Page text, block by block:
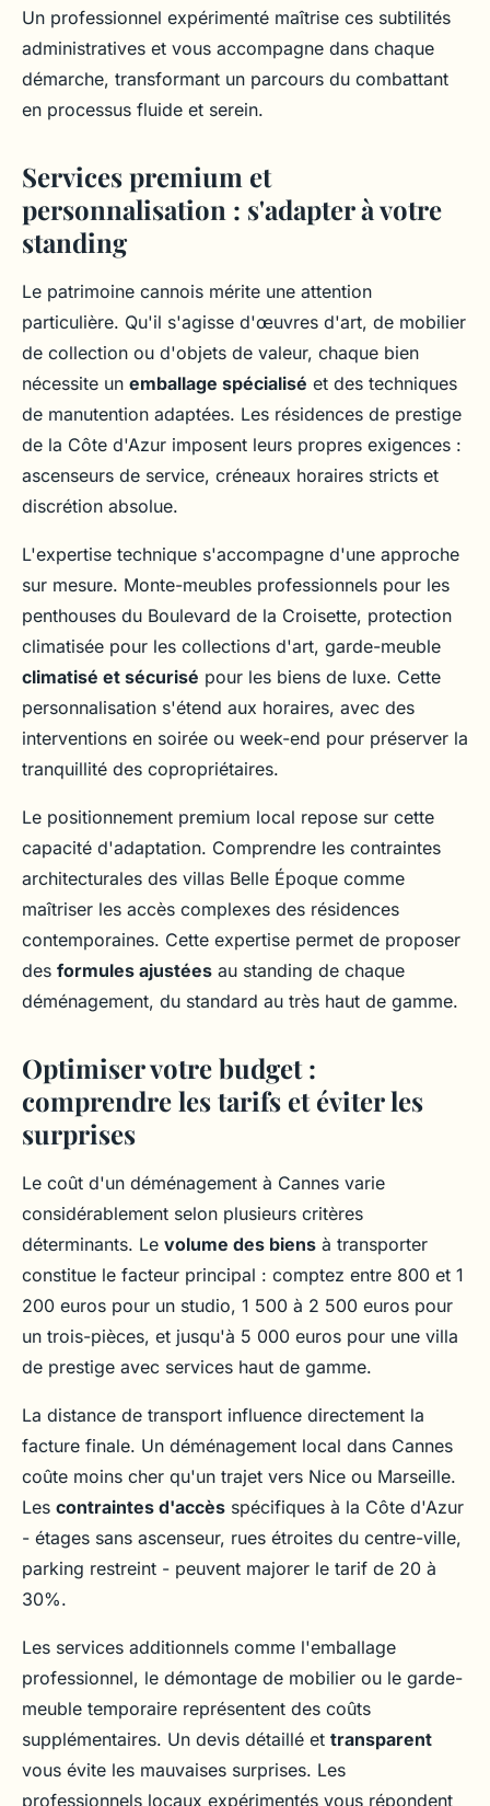
Un professionnel expérimenté maîtrise ces subtilités
administratives et vous accompagne dans chaque
démarche, transformant un parcours du combattant
en processus fluide et serein.
Services premium et
personnalisation : s'adapter à votre
standing
Le patrimoine cannois mérite une attention
particulière. Qu'il s'agisse d'œuvres d'art, de mobilier
de collection ou d'objets de valeur, chaque bien
nécessite un emballage spécialisé et des techniques
de manutention adaptées. Les résidences de prestige
de la Côte d'Azur imposent leurs propres exigences :
ascenseurs de service, créneaux horaires stricts et
discrétion absolue.
L'expertise technique s'accompagne d'une approche
sur mesure. Monte-meubles professionnels pour les
penthouses du Boulevard de la Croisette, protection
climatisée pour les collections d'art, garde-meuble
climatisé et sécurisé pour les biens de luxe. Cette
personnalisation s'étend aux horaires, avec des
interventions en soirée ou week-end pour préserver la
tranquillité des copropriétaires.
Le positionnement premium local repose sur cette
capacité d'adaptation. Comprendre les contraintes
architecturales des villas Belle Époque comme
maîtriser les accès complexes des résidences
contemporaines. Cette expertise permet de proposer
des formules ajustées au standing de chaque
déménagement, du standard au très haut de gamme.
Optimiser votre budget :
comprendre les tarifs et éviter les
surprises
Le coût d'un déménagement à Cannes varie
considérablement selon plusieurs critères
déterminants. Le volume des biens à transporter
constitue le facteur principal : comptez entre 800 et 1
200 euros pour un studio, 1 500 à 2 500 euros pour
un trois-pièces, et jusqu'à 5 000 euros pour une villa
de prestige avec services haut de gamme.
La distance de transport influence directement la
facture finale. Un déménagement local dans Cannes
coûte moins cher qu'un trajet vers Nice ou Marseille.
Les contraintes d'accès spécifiques à la Côte d'Azur
- étages sans ascenseur, rues étroites du centre-ville,
parking restreint - peuvent majorer le tarif de 20 à
30%.
Les services additionnels comme l'emballage
professionnel, le démontage de mobilier ou le garde-
meuble temporaire représentent des coûts
supplémentaires. Un devis détaillé et transparent
vous évite les mauvaises surprises. Les
professionnels locaux expérimentés vous répondent